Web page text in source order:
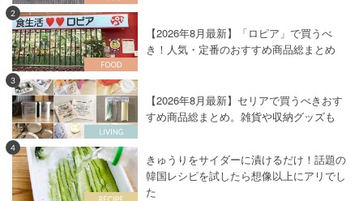
2
【2026年8月最新】「ロピア」で買うべ
き！人気・定番のおすすめ商品総まとめ
3
【2026年8月最新】セリアで買うべきおす
すめ商品総まとめ。雑貨や収納グッズも
4
きゅうりをサイダーに漬けるだけ！話題の
韓国レシピを試したら想像以上にアリでし
た